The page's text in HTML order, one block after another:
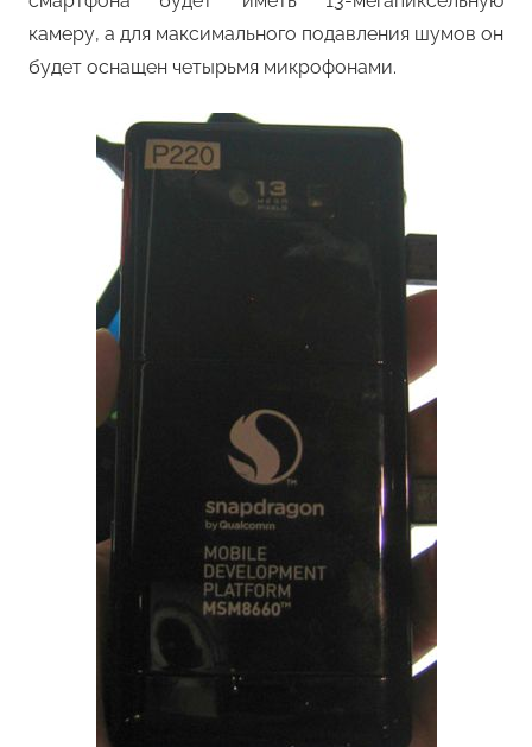
камеру, а для максимального подавления шумов он
будет оснащен четырьмя микрофонами.